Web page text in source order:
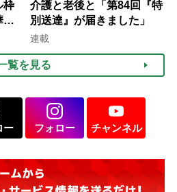
枠
や
介護と老後と「第84回『特
別送達』が届きました」
連載
覧を見る
ー フォロー チャンネル